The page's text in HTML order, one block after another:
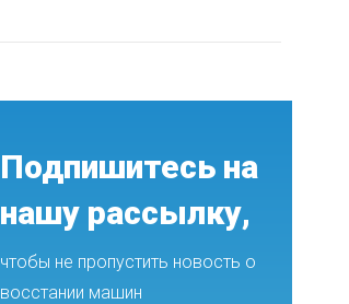
Подпишитесь на
нашу рассылку,
чтобы не пропустить новость о
восстании машин